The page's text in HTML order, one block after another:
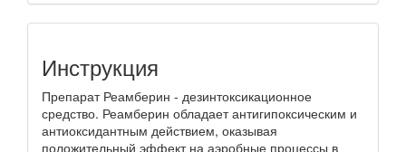
Инструкция
Препарат Реамберин - дезинтоксикационное
средство. Реамберин обладает антигипоксическим и
антиоксидантным действием, оказывая
положительный эффект на аэробные процессы в